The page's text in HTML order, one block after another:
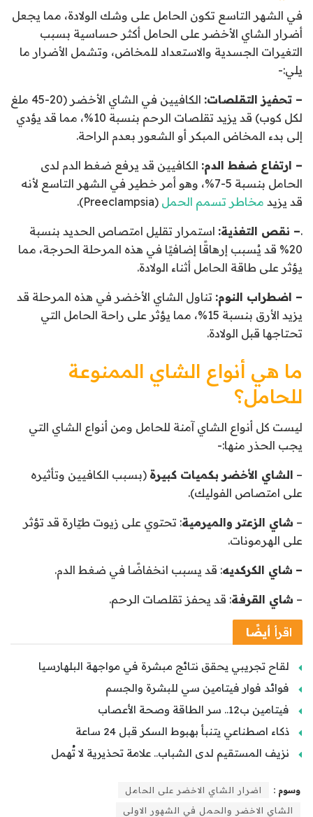
في الشهر التاسع تكون الحامل على وشك الولادة، مما يجعل
أضرار الشاي الأخضر على الحامل أكثر حساسية بسبب
التغيرات الجسدية والاستعداد للمخاض، وتشمل الأضرار ما
يلي:-
– تحفيز التقلصات:
الكافيين في الشاي الأخضر (20-45 ملغ
لكل كوب) قد يزيد تقلصات الرحم بنسبة 10%، مما قد يؤدي
إلى بدء المخاض المبكر أو الشعور بعدم الراحة.
– ارتفاع ضغط الدم: الكافيين قد يرفع ضغط الدم لدى
الحامل بنسبة 5-7%، وهو أمر خطير في الشهر التاسع لأنه
قد يزيد مخاطر تسمم الحمل (Preeclampsia).
.– نقص التغذية: استمرار تقليل امتصاص الحديد بنسبة
20% قد يُسبب إرهاقًا إضافيًا في هذه المرحلة الحرجة، مما
يؤثر على طاقة الحامل أثناء الولادة.
– اضطراب النوم: تناول الشاي الأخضر في هذه المرحلة قد
يزيد الأرق بنسبة 15%، مما يؤثر على راحة الحامل التي
تحتاجها قبل الولادة.
ما هي أنواع الشاي الممنوعة
للحامل؟
ليست كل أنواع الشاي آمنة للحامل ومن أنواع الشاي التي
يجب الحذر منها:-
– الشاي الأخضر بكميات كبيرة (بسبب الكافيين وتأثيره
على امتصاص الفوليك).
– شاي الزعتر والميرمية: تحتوي على زيوت طيّارة قد تؤثر
على الهرمونات.
– شاي الكركديه: قد يسبب انخفاضًا في ضغط الدم.
– شاي القرفة: قد يحفز تقلصات الرحم.
اقرأ أيضًا
لقاح تجريبي يحقق نتائج مبشرة في مواجهة البلهارسيا
فوائد فوار فيتامين سي للبشرة والجسم
فيتامين ب12.. سر الطاقة وصحة الأعصاب
ذكاء اصطناعي يتنبأ بهبوط السكر قبل 24 ساعة
نزيف المستقيم لدى الشباب.. علامة تحذيرية لا تُهمل
وسوم :
اضرار الشاي الاخضر على الحامل
الشاي الاخضر والحمل في الشهور الاولى